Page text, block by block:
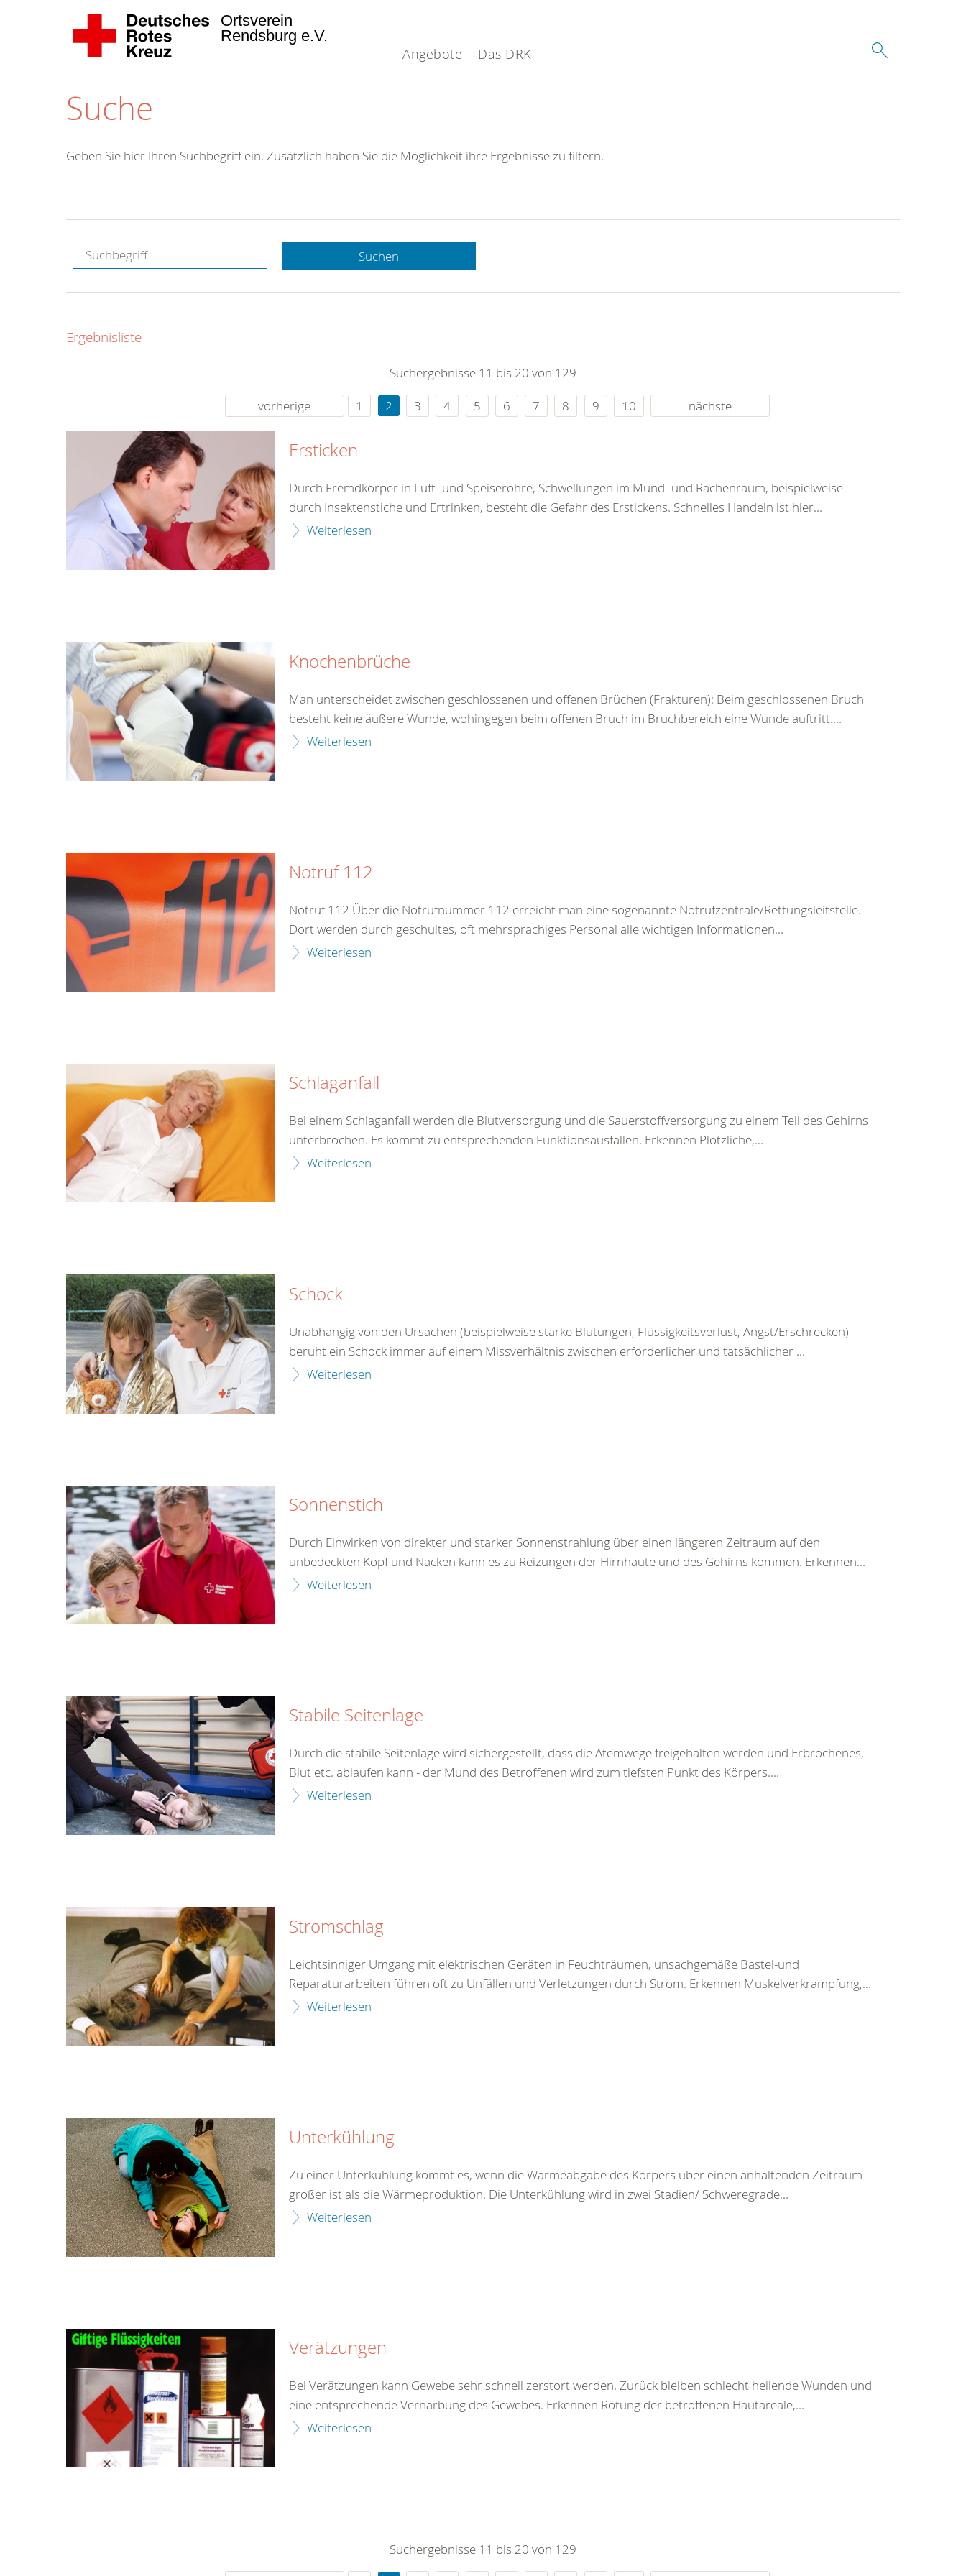
Angebote Das DRK
Ortsverein
Rendsburg e.V.
Suche
Hotline.
gerne.
rund um die Uhr
Geben Sie hier Ihren Suchbegriff ein. Zusätzlich haben Sie die Möglichkeit ihre Ergebnisse zu filtern.
Suchen
Ergebnisliste
Suchergebnisse 11 bis 20 von 129
vorherige
1 2 3 4 5 6 7 8 9 10 nächste
Ersticken
Durch Fremdkörper in Luft- und Speiseröhre, Schwellungen im Mund- und Rachenraum, beispielweise
durch Insektenstiche und Ertrinken, besteht die Gefahr des Erstickens. Schnelles Handeln ist hier...
Weiterlesen
Knochenbrüche
Man unterscheidet zwischen geschlossenen und offenen Brüchen (Frakturen): Beim geschlossenen Bruch
besteht keine äußere Wunde, wohingegen beim offenen Bruch im Bruchbereich eine Wunde auftritt....
Weiterlesen
Notruf 112
Notruf 112 Über die Notrufnummer 112 erreicht man eine sogenannte Notrufzentrale/Rettungsleitstelle.
Dort werden durch geschultes, oft mehrsprachiges Personal alle wichtigen Informationen...
Weiterlesen
Schlaganfall
Bei einem Schlaganfall werden die Blutversorgung und die Sauerstoffversorgung zu einem Teil des Gehirns
unterbrochen. Es kommt zu entsprechenden Funktionsausfällen. Erkennen Plötzliche,...
Weiterlesen
Schock
Unabhängig von den Ursachen (beispielweise starke Blutungen, Flüssigkeitsverlust, Angst/Erschrecken)
beruht ein Schock immer auf einem Missverhältnis zwischen erforderlicher und tatsächlicher ...
Weiterlesen
Sonnenstich
Durch Einwirken von direkter und starker Sonnenstrahlung über einen längeren Zeitraum auf den
unbedeckten Kopf und Nacken kann es zu Reizungen der Hirnhäute und des Gehirns kommen. Erkennen...
Weiterlesen
Stabile Seitenlage
Durch die stabile Seitenlage wird sichergestellt, dass die Atemwege freigehalten werden und Erbrochenes,
Blut etc. ablaufen kann - der Mund des Betroffenen wird zum tiefsten Punkt des Körpers....
Weiterlesen
Stromschlag
Leichtsinniger Umgang mit elektrischen Geräten in Feuchträumen, unsachgemäße Bastel-und
Reparaturarbeiten führen oft zu Unfällen und Verletzungen durch Strom. Erkennen Muskelverkrampfung,...
Weiterlesen
Unterkühlung
Zu einer Unterkühlung kommt es, wenn die Wärmeabgabe des Körpers über einen anhaltenden Zeitraum
größer ist als die Wärmeproduktion. Die Unterkühlung wird in zwei Stadien/ Schweregrade...
Weiterlesen
Verätzungen
Bei Verätzungen kann Gewebe sehr schnell zerstört werden. Zurück bleiben schlecht heilende Wunden und
eine entsprechende Vernarbung des Gewebes. Erkennen Rötung der betroffenen Hautareale,...
Weiterlesen
Suchergebnisse 11 bis 20 von 129